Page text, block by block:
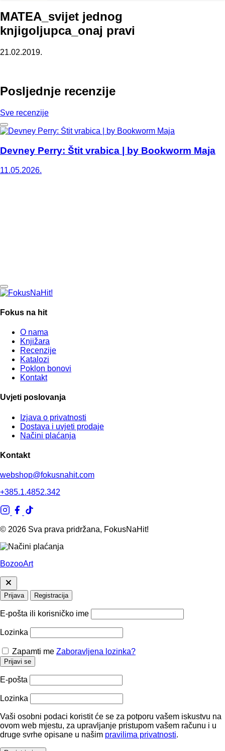
MATEA_svijet jednog
knjigoljupca_onaj pravi
21.02.2019.
Posljednje recenzije
Sve recenzije
Devney Perry: Štit vrabica | by Bookworm Maja
11.05.2026.
Fokus na hit
O nama
Knjižara
Recenzije
Katalozi
Poklon bonovi
Kontakt
Uvjeti poslovanja
Izjava o privatnosti
Dostava i uvjeti prodaje
Načini plaćanja
Kontakt
webshop@fokusnahit.com
+385.1.4852.342
© 2026 Sva prava pridržana, FokusNaHit!
BozooArt
Prijava Registracija
E-pošta ili korisničko ime
Lozinka
Zapamti me Zaboravljena lozinka?
Prijavi se
E-pošta
Lozinka
Vaši osobni podaci koristit će se za potporu vašem iskustvu na
ovom web mjestu, za upravljanje pristupom vašem računu i u
druge svrhe opisane u našim pravilima privatnosti.